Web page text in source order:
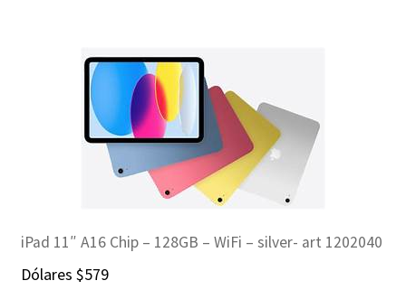
iPad 11″ A16 Chip – 128GB – WiFi – silver- art 1202040
Dólares $579